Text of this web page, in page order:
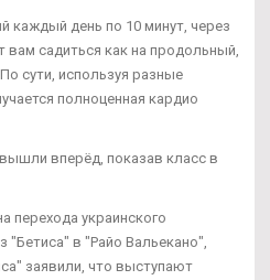
каждый день по 10 минут, через
садиться как на продольный,
сути, используя разные
полноценная кардио
вперёд, показав класс в
перехода украинского
"Бетиса" в "Райо Вальекано",
заявили, что выступают